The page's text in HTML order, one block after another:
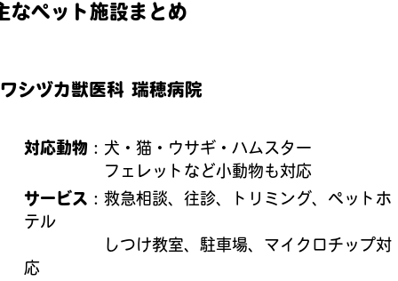
なペット施設まとめ
ワシヅカ獣医科 瑞穂病院
対応動物：犬・猫・ウサギ・ハムスター
フェレットなど小動物も対応
サービス ：救急相談、往診、トリミング、ペットホ
テル
しつけ教室、駐車場、マイクロチップ対
応